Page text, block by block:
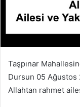
Taşpınar
Dursun 05
Allahtan rahmet